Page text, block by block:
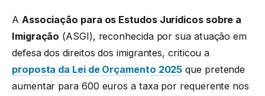
A Associação para os Estudos Jurídicos sobre a
Imigração (ASGI), reconhecida por sua atuação em
defesa dos direitos dos imigrantes, criticou a
proposta da Lei de Orçamento 2025 que pretende
aumentar para 600 euros a taxa por requerente nos